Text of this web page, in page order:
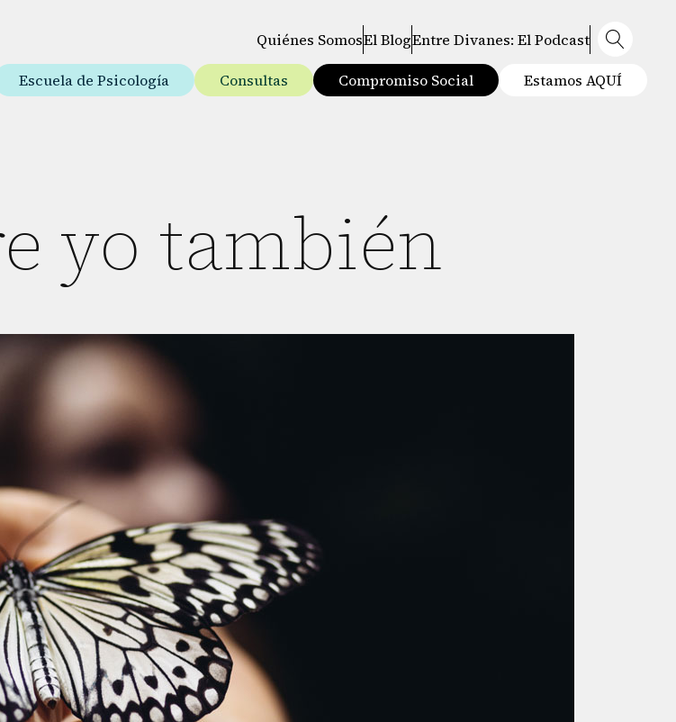
Quiénes SomosEl BlogEntre Divanes: El Podcast
Escuela de Psicología Consultas Compromiso Social Estamos AQUÍ
yo también